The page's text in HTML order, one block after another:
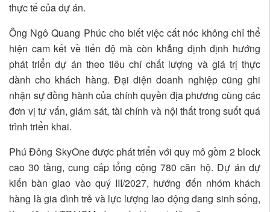
thực tế của dự án.
Ông Ngô Quang Phúc cho biết việc cất nóc không chỉ thể
hiện cam kết về tiến độ mà còn khẳng định định hướng
phát triển dự án theo tiêu chí chất lượng và giá trị thực
dành cho khách hàng. Đại diện doanh nghiệp cũng ghi
nhận sự đồng hành của chính quyền địa phương cùng các
đơn vị tư vấn, giám sát, tài chính và nội thất trong suốt quá
trình triển khai.
Phú Đông SkyOne được phát triển với quy mô gồm 2 block
cao 30 tầng, cung cấp tổng cộng 780 căn hộ. Dự án dự
kiến bàn giao vào quý III/2027, hướng đến nhóm khách
hàng là gia đình trẻ và lực lượng lao động đang sinh sống,